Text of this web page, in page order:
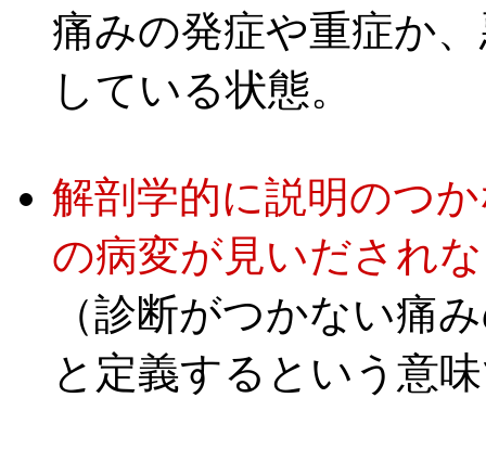
痛みの発症や重症か
している状態。
解剖学的に説明のつ
の病変が見いだされ
（診断がつかない痛
と定義するという意